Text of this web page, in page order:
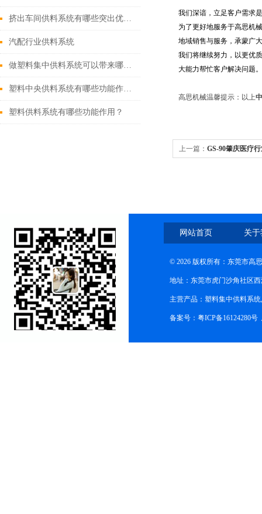
挤出车间供料系统有哪些突出优势?
汽配行业供料系统
做塑料集中供料系统可以带来哪些好处？
塑料中央供料系统有哪些功能作用？
塑料供料系统有哪些功能作用？
我们深谙，立足客户需求
为了更好地服务于高思机
地域销售与服务，承蒙广
我们将继续努力，以更优
大能力帮忙客户解决问题。
高思机械温馨提示：以上
上一篇： GS-90肇庆医疗
网站首页 关
© 2026 版权所有：东莞市高
地址：东莞市虎门沙角社区
主营产品：塑料集中供料系
备案号：粤ICP备16124280号